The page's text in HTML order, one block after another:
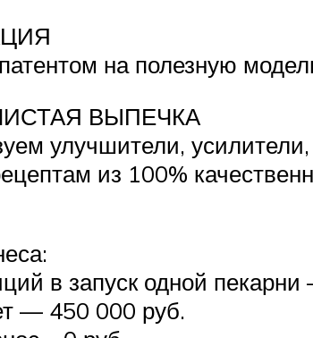
на полезную
ВЫПЕЧКА
улучшители,
из 100%
в запуск одной
— 450 000 руб.